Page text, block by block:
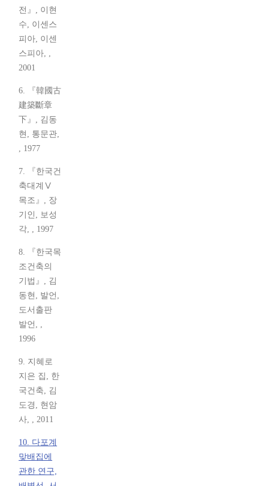
전』, 이현
수, 이센스
피아, 이센
스피아, ,
2001
6. 『韓國古
建築斷章
下』, 김동
현, 통문관,
, 1977
7. 『한국건
축대계Ⅴ
목조』, 장
기인, 보성
각, , 1997
8. 『한국목
조건축의
기법』, 김
동현, 발언,
도서출판
발언, ,
1996
9. 지혜로
지은 집, 한
국건축, 김
도경, 현암
사, , 2011
10. 다포계
맞배집에
관한 연구,